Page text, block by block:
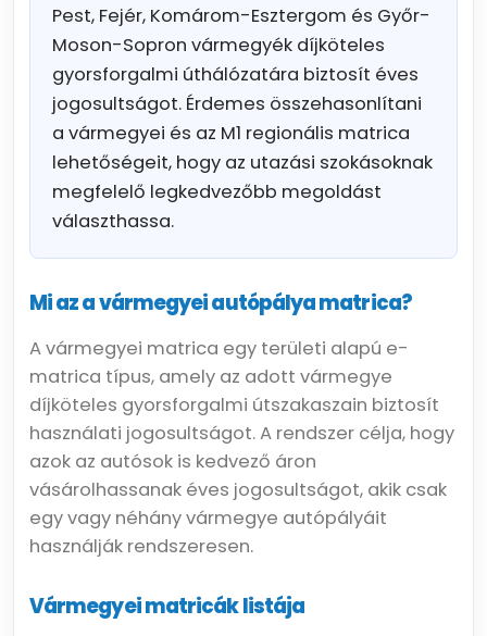
Pest, Fejér, Komárom-Esztergom és Győr-
Moson-Sopron vármegyék díjköteles
gyorsforgalmi úthálózatára biztosít éves
jogosultságot. Érdemes összehasonlítani
a vármegyei és az M1 regionális matrica
lehetőségeit, hogy az utazási szokásoknak
megfelelő legkedvezőbb megoldást
választhassa.
Mi az a vármegyei autópálya matrica?
A vármegyei matrica egy területi alapú e-
matrica típus, amely az adott vármegye
díjköteles gyorsforgalmi útszakaszain biztosít
használati jogosultságot. A rendszer célja, hogy
azok az autósok is kedvező áron
vásárolhassanak éves jogosultságot, akik csak
egy vagy néhány vármegye autópályáit
használják rendszeresen.
Vármegyei matricák listája